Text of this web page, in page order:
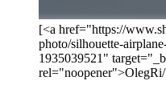
[<a href="https://
photo/silhouette-
1935039521"